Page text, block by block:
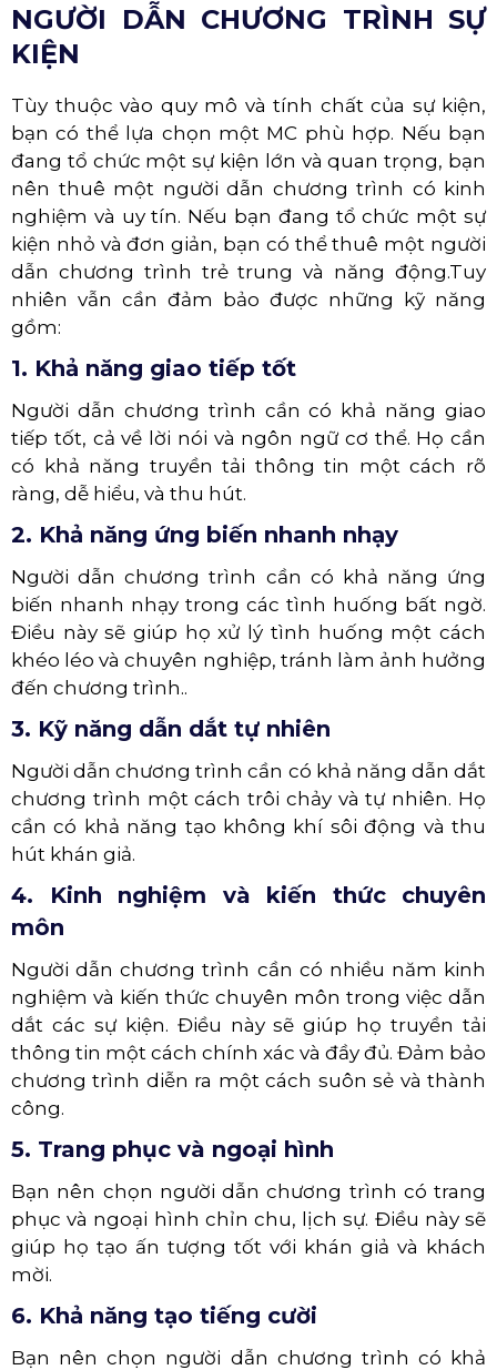
NGƯỜI DẪN CHƯƠNG TRÌNH SỰ
KIỆN
Tùy thuộc vào quy mô và tính chất của sự kiện,
bạn có thể lựa chọn một MC phù hợp. Nếu bạn
đang tổ chức một sự kiện lớn và quan trọng, bạn
nên thuê một người dẫn chương trình có kinh
nghiệm và uy tín. Nếu bạn đang tổ chức một sự
kiện nhỏ và đơn giản, bạn có thể thuê một người
dẫn chương trình trẻ trung và năng động.Tuy
nhiên vẫn cần đảm bảo được những kỹ năng
gồm:
1. Khả năng giao tiếp tốt
Người dẫn chương trình cần có khả năng giao
tiếp tốt, cả về lời nói và ngôn ngữ cơ thể. Họ cần
có khả năng truyền tải thông tin một cách rõ
ràng, dễ hiểu, và thu hút.
2. Khả năng ứng biến nhanh nhạy
Người dẫn chương trình cần có khả năng ứng
biến nhanh nhạy trong các tình huống bất ngờ.
Điều này sẽ giúp họ xử lý tình huống một cách
khéo léo và chuyên nghiệp, tránh làm ảnh hưởng
đến chương trình..
3. Kỹ năng dẫn dắt tự nhiên
Người dẫn chương trình cần có khả năng dẫn dắt
chương trình một cách trôi chảy và tự nhiên. Họ
cần có khả năng tạo không khí sôi động và thu
hút khán giả.
4. Kinh nghiệm và kiến thức chuyên
môn
Người dẫn chương trình cần có nhiều năm kinh
nghiệm và kiến thức chuyên môn trong việc dẫn
dắt các sự kiện. Điều này sẽ giúp họ truyền tải
thông tin một cách chính xác và đầy đủ. Đảm bảo
chương trình diễn ra một cách suôn sẻ và thành
công.
5. Trang phục và ngoại hình
Bạn nên chọn người dẫn chương trình có trang
phục và ngoại hình chỉn chu, lịch sự. Điều này sẽ
giúp họ tạo ấn tượng tốt với khán giả và khách
mời.
6. Khả năng tạo tiếng cười
Bạn nên chọn người dẫn chương trình có khả